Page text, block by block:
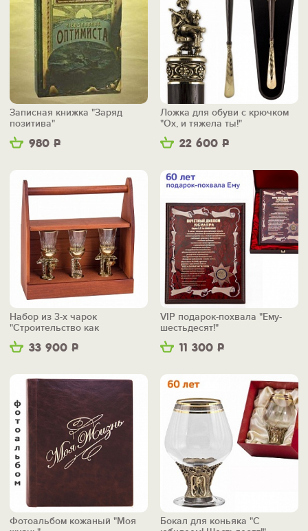
980 Р
Записная книжка "Заряд
позитива"
22 600 Р
Ложка для обуви с крючком
"Ох, и тяжела ты!"
33 900 Р
Набор из 3-х чарок
"Строительство как
искусство" в ящике
11 300 Р
VIP подарок-похвала "Ему-
шестьдесят!"
Фотоальбом кожаный "Моя
Бокал для коньяка "С